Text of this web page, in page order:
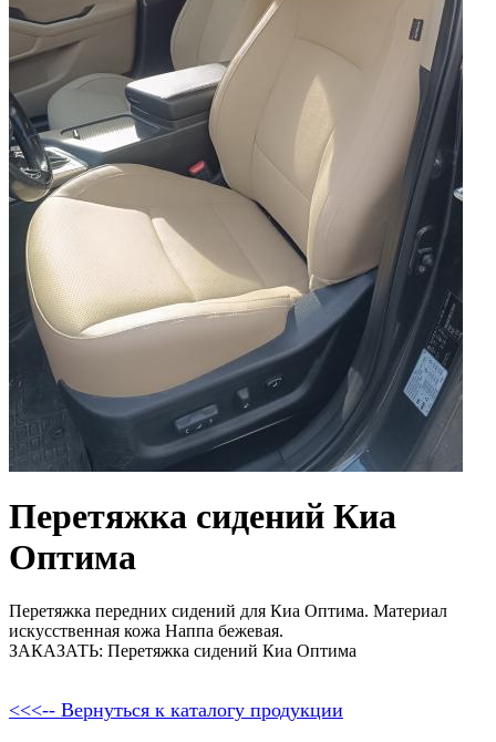
Перетяжка сидений Киа
Оптима
Перетяжка передних сидений для Киа Оптима. Материал
искусственная кожа Наппа бежевая.
ЗАКАЗАТЬ: Перетяжка сидений Киа Оптима
<<<-- Вернуться к каталогу продукции